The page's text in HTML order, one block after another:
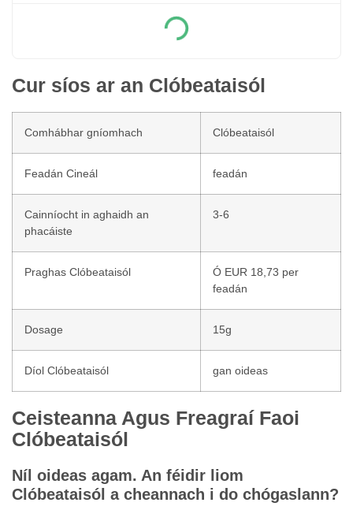
Cur síos ar an Clóbeataisól
Comhábhar gníomhach Clóbeataisól
Feadán Cineál feadán
Cainníocht in aghaidh an
phacáiste
3-6
Praghas Clóbeataisól
Ó EUR 18,73 per
feadán
Dosage 15g
Díol Clóbeataisól gan oideas
Ceisteanna Agus Freagraí Faoi
Clóbeataisól
Níl oideas agam. An féidir liom
Clóbeataisól a cheannach i do chógaslann?